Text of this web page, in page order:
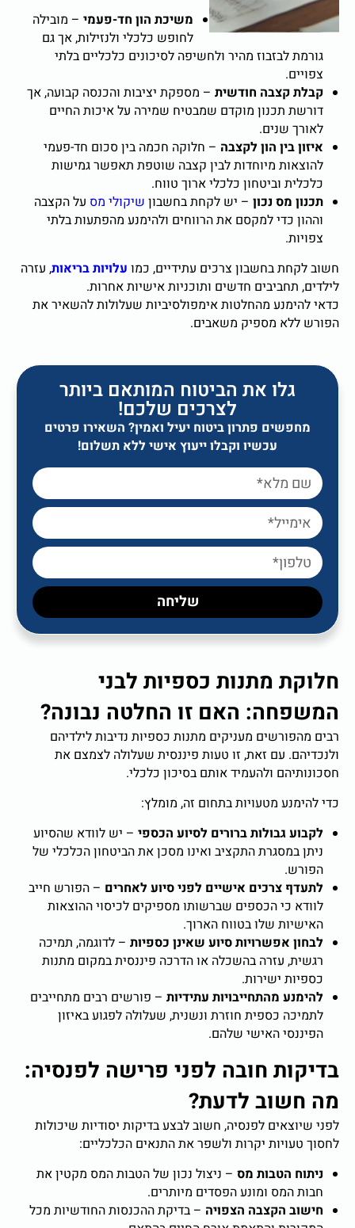
משיכת הון חד-פעמי – מובילה
לחופש כלכלי ולנזילות, אך גם
גורמת לבזבוז מהיר ולחשיפה לסיכונים כלכליים בלתי
צפויים.
קבלת קצבה חודשית – מספקת יציבות והכנסה קבועה, אך
דורשת תכנון מוקדם שמבטיח שמירה על איכות החיים
לאורך שנים.
איזון בין הון לקצבה – חלוקה חכמה בין סכום חד-פעמי
להוצאות מיוחדות לבין קצבה שוטפת תאפשר גמישות
כלכלית וביטחון כלכלי ארוך טווח.
תכנון מס נכון – יש לקחת בחשבון שיקולי מס על הקצבה
וההון כדי למקסם את הרווחים ולהימנע מהפתעות בלתי
צפויות.
חשוב לקחת בחשבון צרכים עתידיים, כמו עלויות בריאות, עזרה
לילדים, תחביבים חדשים ותוכניות אישיות אחרות.
כדאי להימנע מהחלטות אימפולסיביות שעלולות להשאיר את
הפורש ללא מספיק משאבים.
גלו את הביטוח המותאם ביותר
לצרכים שלכם!
מחפשים פתרון ביטוח יעיל ואמין? השאירו פרטים
עכשיו וקבלו ייעוץ אישי ללא תשלום!
שליחה
חלוקת מתנות כספיות לבני
המשפחה: האם זו החלטה נבונה?
רבים מהפורשים מעניקים מתנות כספיות נדיבות לילדיהם
ולנכדיהם. עם זאת, זו טעות פיננסית שעלולה לצמצם את
חסכונותיהם ולהעמיד אותם בסיכון כלכלי.
כדי להימנע מטעויות בתחום זה, מומלץ:
לקבוע גבולות ברורים לסיוע הכספי – יש לוודא שהסיוע
ניתן במסגרת התקציב ואינו מסכן את הביטחון הכלכלי של
הפורש.
לתעדף צרכים אישיים לפני סיוע לאחרים – הפורש חייב
לוודא כי הכספים שברשותו מספיקים לכיסוי ההוצאות
האישיות שלו בטווח הארוך.
לבחון אפשרויות סיוע שאינן כספיות – לדוגמה, תמיכה
רגשית, עזרה בהשכלה או הדרכה פיננסית במקום מתנות
כספיות ישירות.
להימנע מהתחייבויות עתידיות – פורשים רבים מתחייבים
לתמיכה כספית חוזרת ונשנית, שעלולה לפגוע באיזון
הפיננסי האישי שלהם.
בדיקות חובה לפני פרישה לפנסיה:
מה חשוב לדעת?
לפני שיוצאים לפנסיה, חשוב לבצע בדיקות יסודיות שיכולות
לחסוך טעויות יקרות ולשפר את התנאים הכלכליים:
ניתוח הטבות מס – ניצול נכון של הטבות המס מקטין את
חבות המס ומונע הפסדים מיותרים.
חישוב הקצבה הצפויה – בדיקת ההכנסות החודשיות מכל